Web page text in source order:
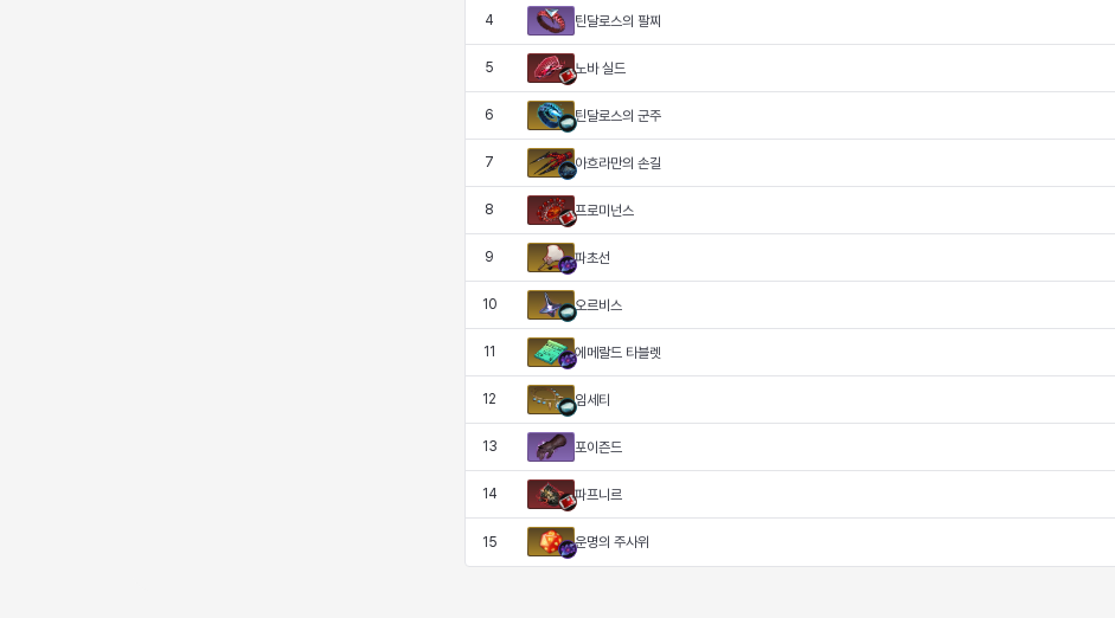
4 틴달로스의 팔찌
5 노바 실드
6 틴달로스의 군주
7 아흐라만의 손길
8 프로미넌스
9 파초선
10 오르비스
11 에메랄드 타블렛
12 임세티
13 포이즌드
14 파프니르
15 운명의 주사위